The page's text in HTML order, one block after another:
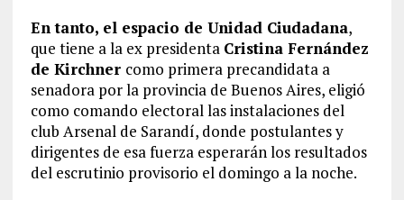
En tanto, el espacio de Unidad Ciudadana,
que tiene a la ex presidenta Cristina Fernández
de Kirchner como primera precandidata a
senadora por la provincia de Buenos Aires, eligió
como comando electoral las instalaciones del
club Arsenal de Sarandí, donde postulantes y
dirigentes de esa fuerza esperarán los resultados
del escrutinio provisorio el domingo a la noche.